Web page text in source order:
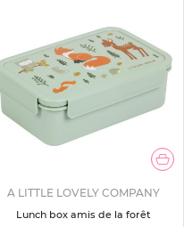
A LITTLE LOVELY COMPANY
Lunch box amis de la forêt